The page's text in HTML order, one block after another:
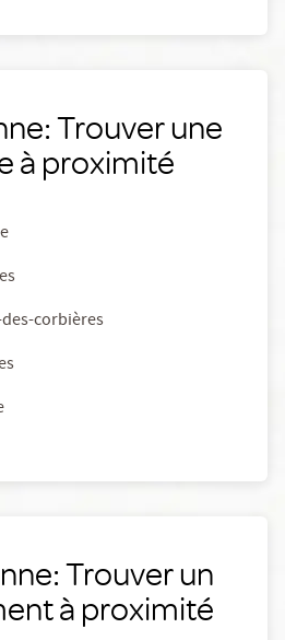
Trouver une
à proximité
corbières
Trouver un
à proximité